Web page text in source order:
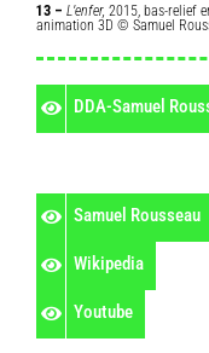
13 – L’enfer, 2015, bas-relief
animation 3D © Samuel
DDA-Samuel
Samuel Rousseau
Wikipedia
Youtube